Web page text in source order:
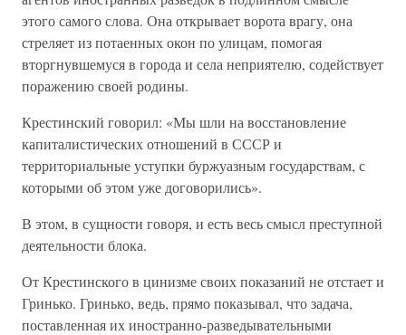
этого самого слова. Она открывает ворота врагу, она
стреляет из потаенных окон по улицам, помогая
вторгнувшемуся в города и села неприятелю, содействует
поражению своей родины.
Крестинский говорил: «Мы шли на восстановление
капиталистических отношений в СССР и
территориальные уступки буржуазным государствам, с
которыми об этом уже договорились».
В этом, в сущности говоря, и есть весь смысл преступной
деятельности блока.
От Крестинского в цинизме своих показаний не отстает и
Гринько. Гринько, ведь, прямо показывал, что задача,
поставленная их иностранно-разведывательными